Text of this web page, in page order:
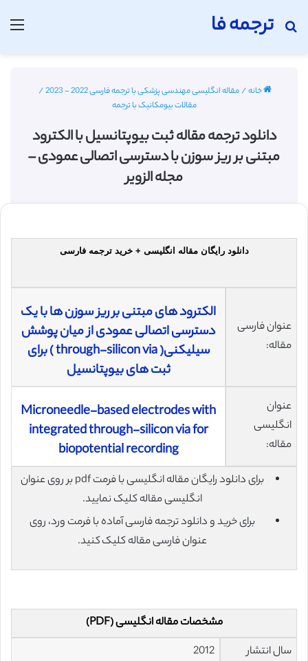
ترجمه فا
جستجو برای
خانه/مقاله انگلیسی مهندسی پزشکی با ترجمه فارسی 2022 - 2023
/
مقالات بیومکانیک با ترجمه
دانلود ترجمه مقاله ثبت بیوپتانسیل با الکترود
مبتنی بر ریز سوزن با دسترسی اتصالی عمودی –
مجله الزویر
دانلود رایگان مقاله انگلیسی + خرید ترجمه فارسی
عنوان فارسی
مقاله:
الکترود های مبتنی بر ریز سوزن ها با یک
دسترسی اتصالی عمودی از میان پوشش
سیلیکنی( through-silicon via ) برای
ثبت های بیوپتانسیل
عنوان
انگلیسی
مقاله:
Microneedle-based electrodes with
integrated through-silicon via for
biopotential recording
برای دانلود رایگان مقاله انگلیسی با فرمت pdf بر روی عنوان
انگلیسی مقاله کلیک نمایید.
برای خرید و دانلود ترجمه فارسی آماده با فرمت ورد، روی
عنوان فارسی مقاله کلیک کنید.
مشخصات مقاله انگلیسی (PDF)
سال انتشار
2012